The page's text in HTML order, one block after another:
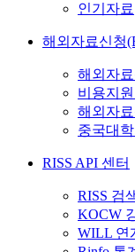
인기자료
해외자료신청
해외자
비용지
해외자
중국대
RISS API 센터
RISS 검
KOCW
WILL 연